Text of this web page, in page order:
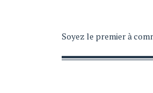
Soyez le premier à